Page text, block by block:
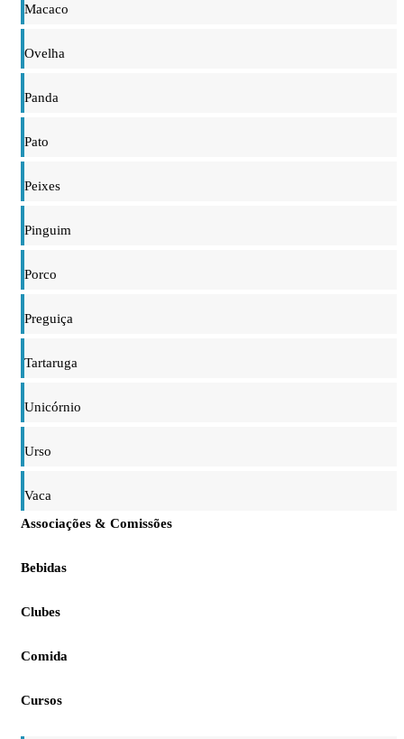
Macaco
Ovelha
Panda
Pato
Peixes
Pinguim
Porco
Preguiça
Tartaruga
Unicórnio
Urso
Vaca
Associações & Comissões
Bebidas
Clubes
Comida
Cursos